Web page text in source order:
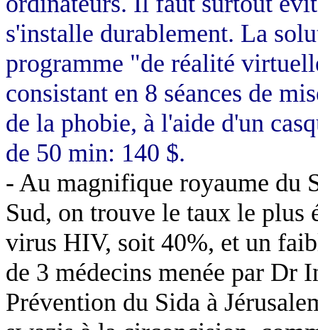
s'installe durablement. La
programme "de réalité
consistant en 8 séances de
de la phobie, à l'aide d'un
de 50 min: 140 $.
- Au magnifique royaume du
Sud, on trouve le taux le plus
virus HIV, soit 40%, et un
de 3 médecins menée par Dr
Prévention du Sida à